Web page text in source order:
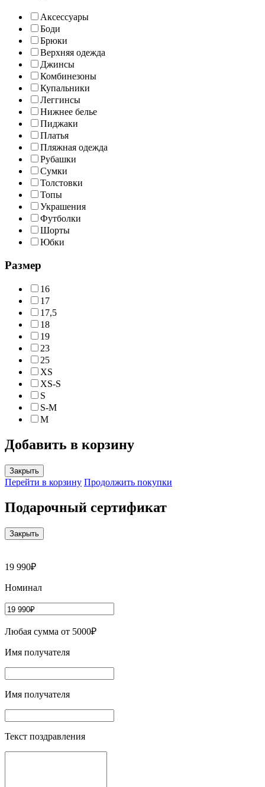
Аксессуары
Боди
Брюки
Верхняя одежда
Джинсы
Комбинезоны
Купальники
Леггинсы
Нижнее белье
Пиджаки
Платья
Пляжная одежда
Рубашки
Сумки
Толстовки
Топы
Украшения
Футболки
Шорты
Юбки
Размер
16
17
17,5
18
19
23
25
XS
XS-S
S
S-M
M
Добавить в корзину
Закрыть
Перейти в корзину Продолжить покупки
Подарочный сертификат
Закрыть
19 990₽
Номинал
Любая сумма от 5000₽
Имя получателя
Имя получателя
Текст поздравления